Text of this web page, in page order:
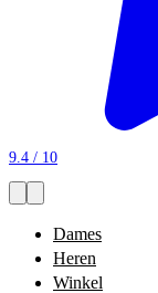
9.4 / 10
Dames
Heren
Winkel